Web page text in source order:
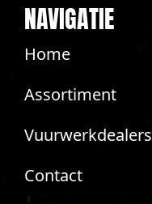
NAVIGATIE
Home
Assortiment
Vuurwerkdealers
Contact